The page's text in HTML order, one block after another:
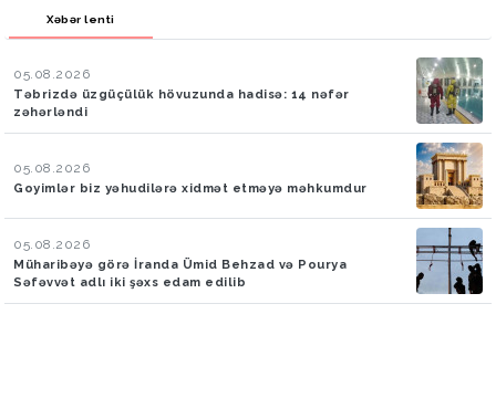
Xəbər lenti
05.08.2026
Təbrizdə üzgüçülük hövuzunda hadisə: 14 nəfər
zəhərləndi
05.08.2026
Goyimlər biz yəhudilərə xidmət etməyə məhkumdur
05.08.2026
Müharibəyə görə İranda Ümid Behzad və Pourya
Səfəvvət adlı iki şəxs edam edilib